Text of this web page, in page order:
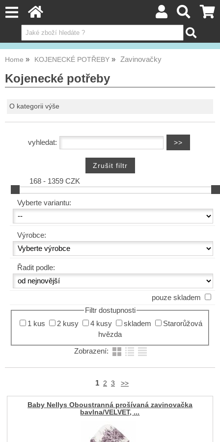
Home KOJENECKÉ POTŘEBY Zavinovačky
Kojenecké potřeby
O kategorii výše
vyhledat:
168 - 1359 CZK
Vyberte variantu:
Výrobce:
Řadit podle:
pouze skladem
Filtr dostupnosti
1 kus
2 kusy 4 kusy skladem
Starorůžová
hvězda
Zobrazení:
1 2 3 >>
Baby Nellys Oboustranná prošívaná zavinovačka
bavlna/VELVET, ...